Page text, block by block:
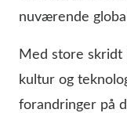
nuværende
Med store skridt
kultur og
forandringer på